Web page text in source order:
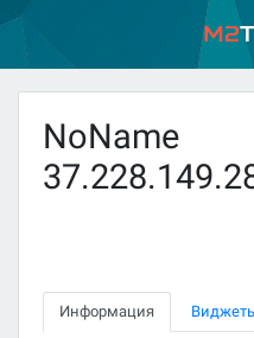
M2
NoName
Информация